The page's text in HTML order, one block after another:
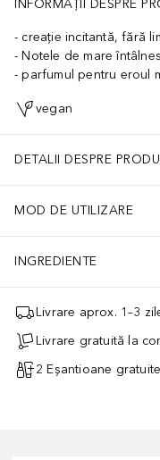
INFORMAȚII DESPRE
creație incitantă, fără
Notele de mare
parfumul pentru eroul
vegan
DETALII DESPRE
MOD DE UTILIZARE
INGREDIENTE
Livrare aprox. 1–3
Livrare gratuită la
2 Eșantioane